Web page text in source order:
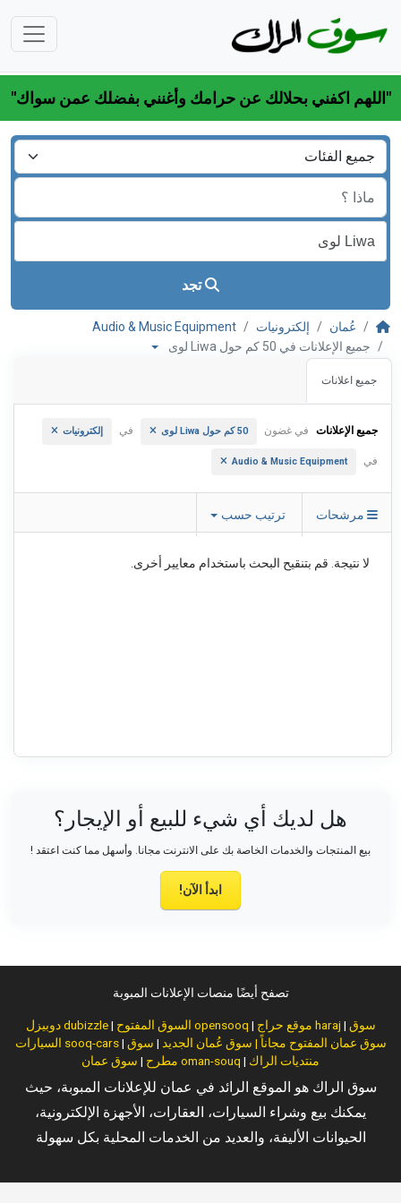
"اللهم اكفني بحلالك عن حرامك وأغنني بفضلك عمن سواك"
تجد
عُمان إلكترونيات
Audio & Music Equipment
جميع الإعلانات في 50 كم حول Liwa لوى
جميع اعلانات
جميع الإعلانات في غضون 50 كم حول Liwa لوى في إلكترونيات
في Audio & Music Equipment
مرشحات ترتيب حسب
لا نتيجة. قم بتنقيح البحث باستخدام معايير أخرى.
هل لديك أي شيء للبيع أو الإيجار؟
بيع المنتجات والخدمات الخاصة بك على الانترنت مجانا. وأسهل مما كنت اعتقد !
ابدأ الآن!
تصفح أيضًا منصات الإعلانات المبوبة
دوبيزل dubizzle| السوق المفتوح opensooq | موقع حراج haraj| سوق
السيارات sooq-cars| سوق عمان المفتوح مجاناً | سوق عُمان الجديد | سوق
مطرح | سوق عمان oman-souq | منتديات الراك
سوق الراك هو الموقع الرائد في عمان للإعلانات المبوبة، حيث
يمكنك بيع وشراء السيارات، العقارات، الأجهزة الإلكترونية،
الحيوانات الأليفة، والعديد من الخدمات المحلية بكل سهولة